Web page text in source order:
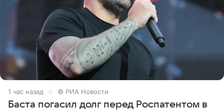
1 час назад © РИА Новости
Баста погасил долг перед Роспатентом в